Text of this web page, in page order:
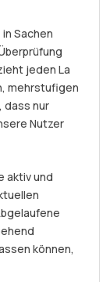
Sachen
jeden La
mehrstufigen
dass nur
Nutzer
aktiv und
können,